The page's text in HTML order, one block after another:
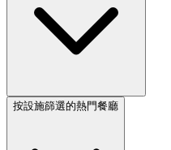
按設施篩選的熱門餐廳